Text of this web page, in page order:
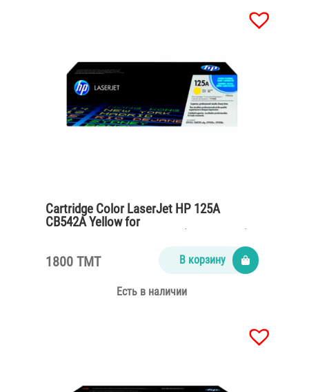
Cartridge Color LaserJet HP 125A
CB542A Yellow for
1800 TMT В корзину
Есть в наличии